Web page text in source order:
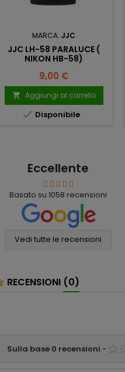
MARCA: JJC
JJC LH-58 PARALUCE (
NIKON HB-58)
Prezzo
9,00 €
 Aggiungi al carrello
 Disponibile
Eccellente
Basato su1058 recensioni
Vedi tutte le recensioni
mauro simeoli
1 mese fa
Ho acquistato per
corrispondenza un
binocolo Nikon. Il
prezzo era il più
conveniente online
perfetto
RECENSIONI (0)
Sulla base 0 recensioni -